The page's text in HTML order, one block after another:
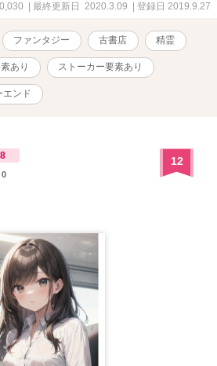
ちるまでの話〜』 【第13回恋愛小説大
| 最終更新日 2020.3.09 | 登録日 2019.9.27
ファンタジー 古書店 精霊
あり ストーカー要素あり
エンド
0
12